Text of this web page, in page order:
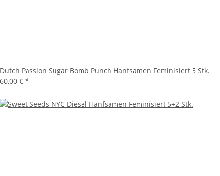
Dutch Passion Sugar Bomb Punch Hanfsamen Feminisiert 5 Stk.
60,00 € *